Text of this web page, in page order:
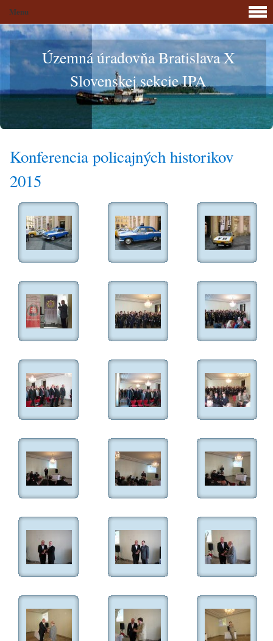
Územná úradovňa Bratislava X
Slovenskej sekcie IPA
Konferencia policajných historikov
2015
Menu